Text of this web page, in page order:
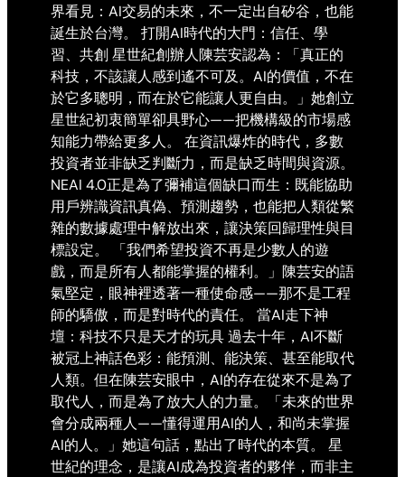
界看見：AI交易的未來，不一定出自矽谷，也能
誕生於台灣。 打開AI時代的大門：信任、學
習、共創 星世紀創辦人陳芸安認為：「真正的
科技，不該讓人感到遙不可及。AI的價值，不在
於它多聰明，而在於它能讓人更自由。」她創立
星世紀初衷簡單卻具野心——把機構級的市場感
知能力帶給更多人。 在資訊爆炸的時代，多數
投資者並非缺乏判斷力，而是缺乏時間與資源。
NEAI 4.0正是為了彌補這個缺口而生：既能協助
用戶辨識資訊真偽、預測趨勢，也能把人類從繁
雜的數據處理中解放出來，讓決策回歸理性與目
標設定。 「我們希望投資不再是少數人的遊
戲，而是所有人都能掌握的權利。」陳芸安的語
氣堅定，眼神裡透著一種使命感——那不是工程
師的驕傲，而是對時代的責任。 當AI走下神
壇：科技不只是天才的玩具 過去十年，AI不斷
被冠上神話色彩：能預測、能決策、甚至能取代
人類。但在陳芸安眼中，AI的存在從來不是為了
取代人，而是為了放大人的力量。「未來的世界
會分成兩種人——懂得運用AI的人，和尚未掌握
AI的人。」她這句話，點出了時代的本質。 星
世紀的理念，是讓AI成為投資者的夥伴，而非主